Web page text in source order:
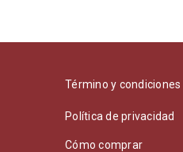
Término y condiciones
Política de privacidad
Cómo comprar